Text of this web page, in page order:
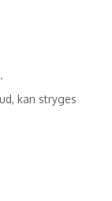
kan stryges